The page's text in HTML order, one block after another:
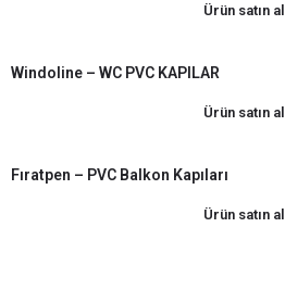
Ürün satın al
Windoline – WC PVC KAPILAR
Ürün satın al
Fıratpen – PVC Balkon Kapıları
Ürün satın al